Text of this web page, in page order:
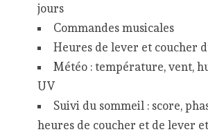
jours
Commandes musicales
Heures de lever et coucher
Météo : température, vent,
UV
Suivi du sommeil : score,
heures de coucher et de lever